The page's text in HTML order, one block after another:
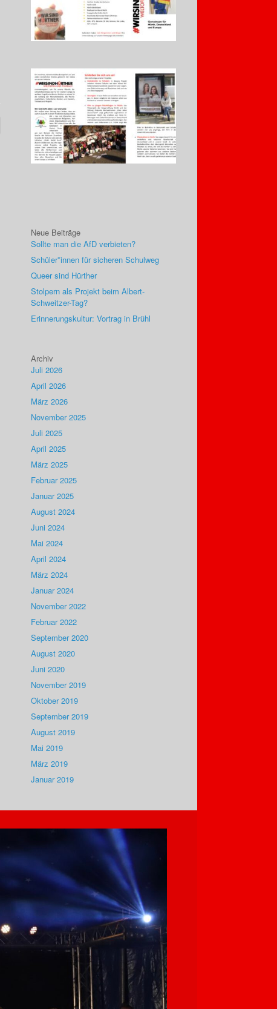
Neue Beiträge
Sollte man die AfD verbieten?
Schüler*innen für sicheren Schulweg
Queer sind Hürther
Stolpern als Projekt beim Albert-
Schweitzer-Tag?
Erinnerungskultur: Vortrag in Brühl
Archiv
Juli 2026
April 2026
März 2026
November 2025
Juli 2025
April 2025
März 2025
Februar 2025
Januar 2025
August 2024
Juni 2024
Mai 2024
April 2024
März 2024
Januar 2024
November 2022
Februar 2022
September 2020
August 2020
Juni 2020
November 2019
Oktober 2019
September 2019
August 2019
Mai 2019
März 2019
Januar 2019